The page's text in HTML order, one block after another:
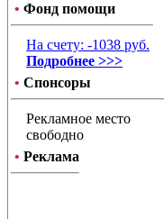
• Фонд помощи
На счету: -1038 руб.
Подробнее >>>
• Спонсоры
Рекламное место
свободно
• Реклама